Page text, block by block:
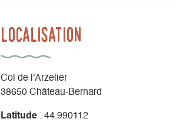
Localisation
Col de l'Arzelier
38650 Château-Bernard
Latitude : 44.990112